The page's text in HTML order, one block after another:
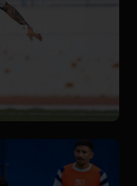
el
Liga